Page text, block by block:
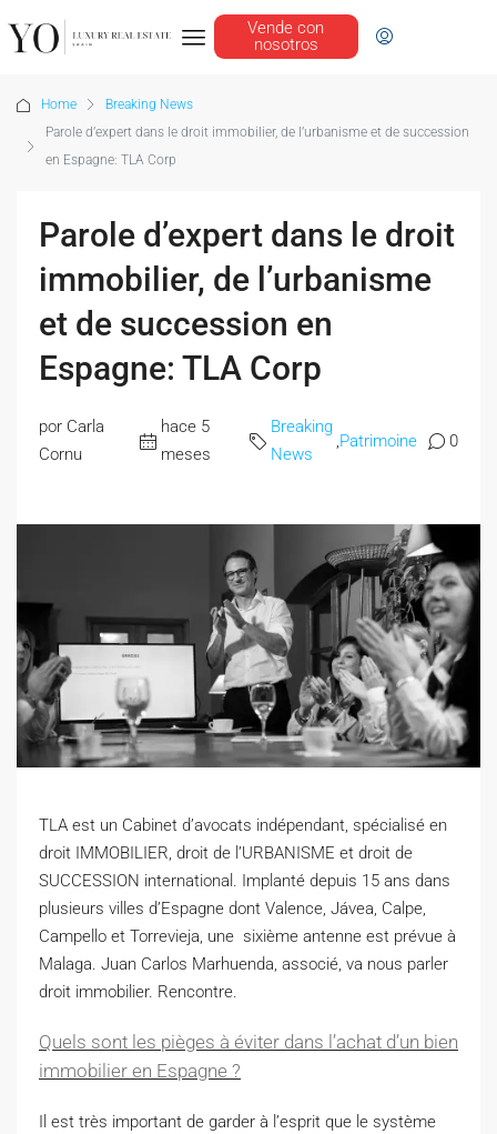
Vende con
nosotros
Home
Breaking News
Parole d’expert dans le droit immobilier, de l’urbanisme et de succession
en Espagne: TLA Corp
Parole d’expert dans le droit
immobilier, de l’urbanisme
et de succession en
Espagne: TLA Corp
por Carla
Cornu
hace 5
meses
Breaking
News
Patrimoine 0
TLA est un Cabinet d’avocats indépendant, spécialisé en
droit IMMOBILIER, droit de l’URBANISME et droit de
SUCCESSION international. Implanté depuis 15 ans dans
plusieurs villes d’Espagne dont Valence, Jávea, Calpe,
Campello et Torrevieja, une sixième antenne est prévue à
Malaga. Juan Carlos Marhuenda, associé, va nous parler
droit immobilier. Rencontre.
Quels sont les pièges à éviter dans l’achat d’un bien
immobilier en Espagne ?
Il est très important de garder à l’esprit que le système